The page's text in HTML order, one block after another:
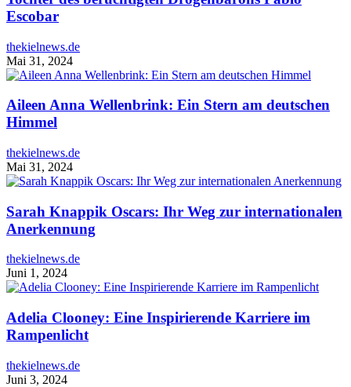
Escobar
thekielnews.de
Mai 31, 2024
Aileen Anna Wellenbrink: Ein Stern am deutschen
Himmel
thekielnews.de
Mai 31, 2024
Sarah Knappik Oscars: Ihr Weg zur internationalen
Anerkennung
thekielnews.de
Juni 1, 2024
Adelia Clooney: Eine Inspirierende Karriere im
Rampenlicht
thekielnews.de
Juni 3, 2024